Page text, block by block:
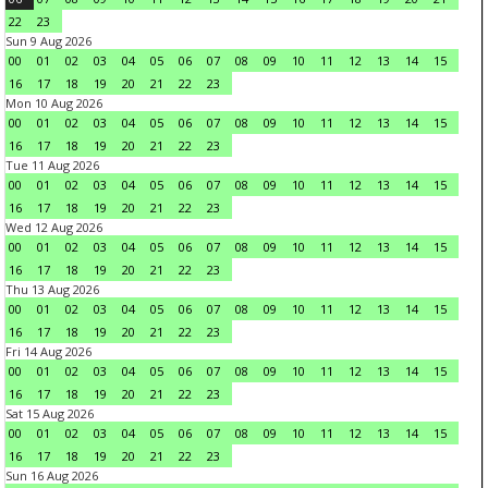
22
23
Sun 9 Aug 2026
00
01 02 03 04 05 06 07 08 09 10 11 12 13 14
15
16
17 18 19 20 21 22
23
Mon 10 Aug 2026
00
01 02 03 04 05 06 07 08 09 10 11 12 13 14
15
16
17 18 19 20 21 22
23
Tue 11 Aug 2026
00
01 02 03 04 05 06 07 08 09 10 11 12 13 14
15
16
17 18 19 20 21 22
23
Wed 12 Aug 2026
00
01 02 03 04 05 06 07 08 09 10 11 12 13 14
15
16
17 18 19 20 21 22
23
Thu 13 Aug 2026
00
01 02 03 04 05 06 07 08 09 10 11 12 13 14
15
16
17 18 19 20 21 22
23
Fri 14 Aug 2026
00
01 02 03 04 05 06 07 08 09 10 11 12 13 14
15
16
17 18 19 20 21 22
23
Sat 15 Aug 2026
00
01 02 03 04 05 06 07 08 09 10 11 12 13 14
15
16
17 18 19 20 21 22
23
Sun 16 Aug 2026